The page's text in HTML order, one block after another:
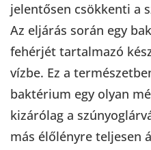
jelentősen csökkenti a
Az eljárás során egy
fehérjét tartalmazó
vízbe. Ez a
baktérium egy olyan
kizárólag a
más élőlényre